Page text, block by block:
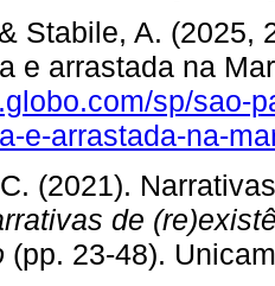
Stabile, A. (2025,
e arrastada na
sp/sao-
e-arrastada-na-
(2021).
de
(pp. 23-48).